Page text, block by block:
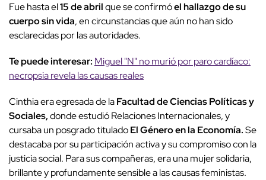
Fue hasta el15 de abrilque se confirmóel hallazgo de su
cuerpo sin vida, en circunstancias que aún no han sido
esclarecidas por las autoridades.
Te puede interesar: Miguel "N" no murió por paro cardíaco:
necropsia revela las causas reales
Cinthia era egresada de laFacultad de Ciencias Políticas y
Sociales,donde estudió Relaciones Internacionales, y
cursaba un posgrado tituladoEl Género en la Economía.Se
destacaba por su participación activa y su compromiso con la
justicia social. Para sus compañeras, era una mujer solidaria,
brillante y profundamente sensible a las causas feministas.